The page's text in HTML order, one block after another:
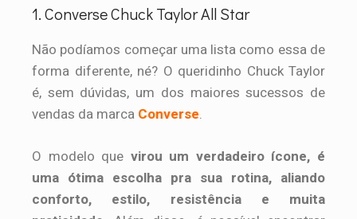
1. Converse Chuck Taylor All Star
Não podíamos começar uma lista como essa de
forma diferente, né? O queridinho Chuck Taylor
é, sem dúvidas, um dos maiores sucessos de
vendas da marca Converse.
O modelo que virou um verdadeiro ícone, é
uma ótima escolha pra sua rotina, aliando
conforto, estilo, resistência e muita